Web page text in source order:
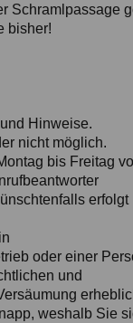
Schramlpassage
bisher!
Hinweise.
nicht möglich.
bis Freitag
erfolgt
oder einer
und
weshalb Sie